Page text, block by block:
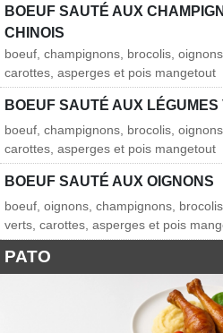
BOEUF SAUTÉ AUX
CHINOIS
boeuf, champignons, brocolis,
carottes, asperges et pois mangetout
BOEUF SAUTÉ AUX LÉGUMES
boeuf, champignons, brocolis,
carottes, asperges et pois mangetout
BOEUF SAUTÉ AUX OIGNONS
boeuf, oignons, champignons,
verts, carottes, asperges et pois
PATO